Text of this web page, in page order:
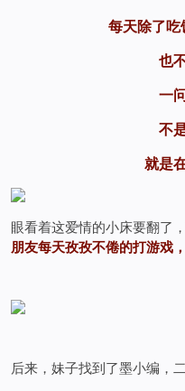
每天除了
也
一
不
就是
眼看着这爱情的小床要翻了
朋友每天孜孜不倦的打游戏
后来，妹子找到了墨小编，